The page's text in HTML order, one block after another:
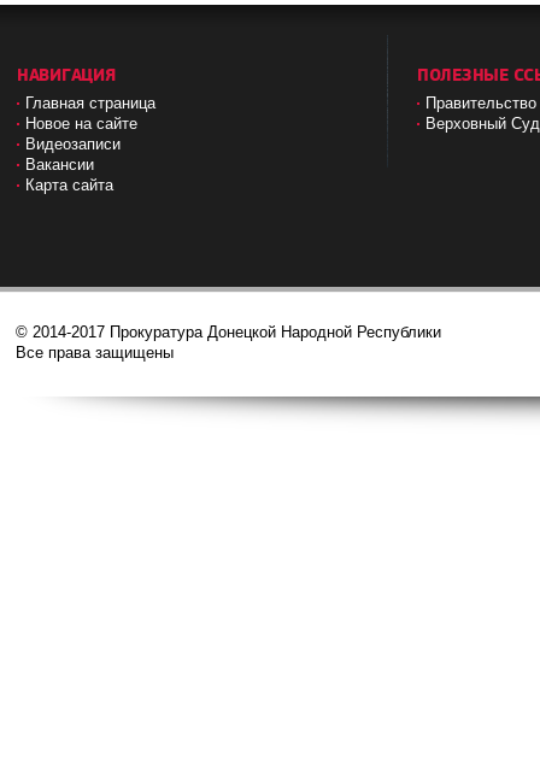
НАВИГАЦИЯ
Главная страница
Новое на сайте
Видеозаписи
Вакансии
Карта сайта
ПОЛЕЗНЫЕ
Верховный
© 2014-2017 Прокуратура Донецкой Народной Республики
Все права защищены